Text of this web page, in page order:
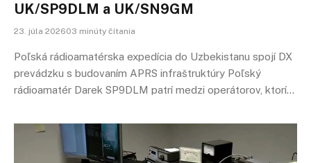
UK/SP9DLM a UK/SN9GM
23. júla 202603 minúty čítania
Poľská rádioamatérska expedícia do Uzbekistanu spojí DX
prevádzku s budovaním APRS infraštruktúry Poľský
rádioamatér Darek SP9DLM patrí medzi operátorov, ktorí…